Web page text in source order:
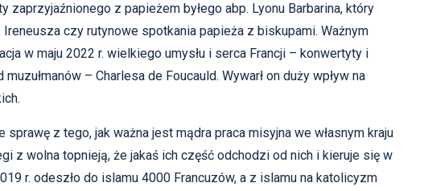
zaprzyjaźnionego z papieżem byłego abp. Lyonu Barbarina, który
Ireneusza czy rutynowe spotkania papieża z biskupami. Ważnym
w maju 2022 r. wielkiego umysłu i serca Francji – konwertyty i
– Charlesa de Foucauld. Wywarł on duży wpływ na
z tego, jak ważna jest mądra praca misyjna we własnym kraju
z wolna topnieją, że jakaś ich część odchodzi od nich i kieruje się w
r. odeszło do islamu 4000 Francuzów, a z islamu na katolicyzm